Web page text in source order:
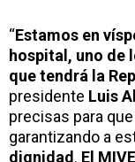
“Estamos en
hospital, uno de
que tendrá la
presidente Luis
precisas para
garantizando a
dignidad. El